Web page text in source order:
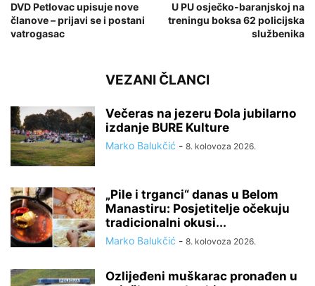
DVD Petlovac upisuje nove
članove – prijavi se i postani
vatrogasac
U PU osječko-baranjskoj na
treningu boksa 62 policijska
službenika
VEZANI ČLANCI
Večeras na jezeru Đola jubilarno
izdanje BURE Kulture
Marko Balukčić - 8. kolovoza 2026.
„Pile i trganci“ danas u Belom
Manastiru: Posjetitelje očekuju
tradicionalni okusi...
Marko Balukčić - 8. kolovoza 2026.
Ozlijeđeni muškarac pronađen u